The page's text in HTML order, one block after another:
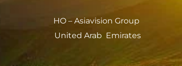
HO – Asiavision Group
United Arab Emirates